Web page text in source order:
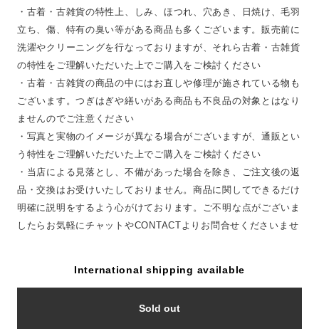
・古着・古雑貨の特性上、しみ、ほつれ、穴あき、日焼け、毛羽
立ち、傷、特有の臭い等がある商品も多くございます。販売前に
洗濯やクリーニングを行なっておりますが、それら古着・古雑貨
の特性をご理解いただいた上でご購入をご検討ください
・古着・古雑貨の商品の中にはお直しや修理が施されている物も
ございます。つぎはぎや繕いがある商品も不良品の対象とはなり
ませんのでご注意ください
・写真と実物のイメージが異なる場合がございますが、通販とい
う特性をご理解いただいた上でご購入をご検討ください
・当店による見落とし、不備があった場合を除き、ご注文後の返
品・交換はお受けいたしておりません。商品に関してできるだけ
明確に説明をするよう心がけております。ご不明な点がございま
したらお気軽にチャットやCONTACTよりお問合せくださいませ
International shipping available
Sold out